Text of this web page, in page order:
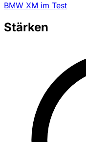
BMW XM im Test
Stärken